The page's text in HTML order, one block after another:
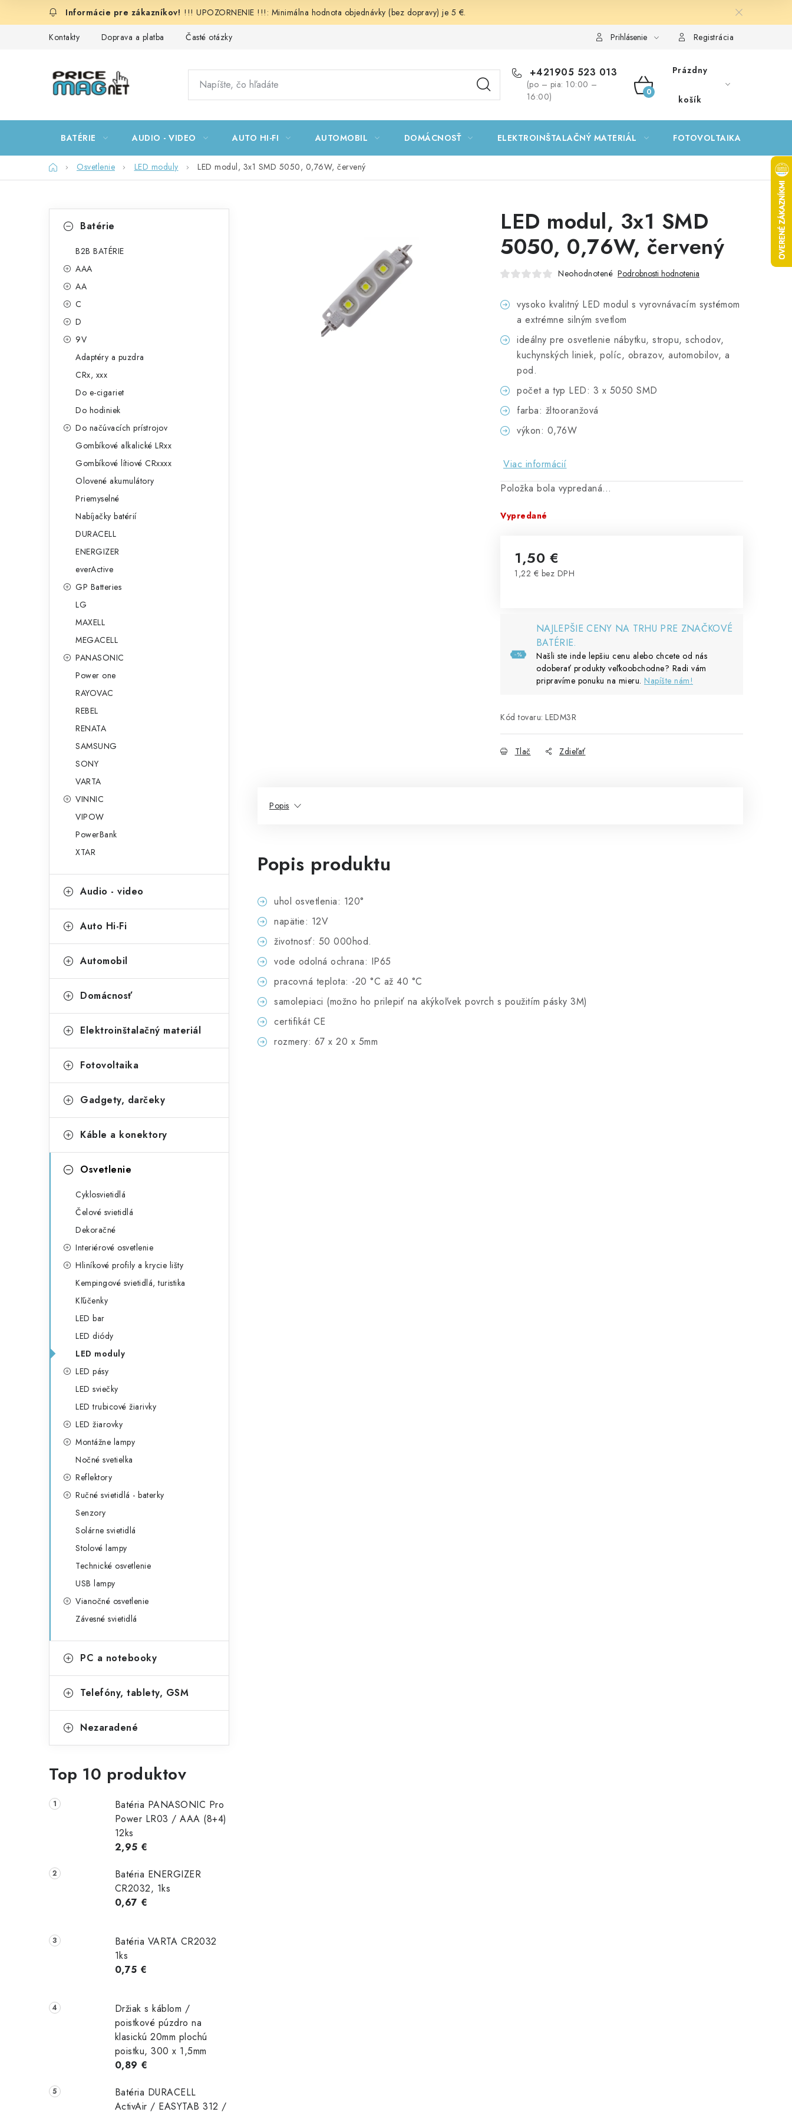
!!! UPOZORNENIE !!!: Minimálna hodnota objednávky (bez dopravy) je 5 €.
Kontakty Doprava a platba Časté otázky Prihlásenie Registrácia
+421905 523 013
(po – pia: 10:00 –
16:00)
NÁKUPNÝ
Prázdny
košík
BATÉRIE AUDIO - VIDEO AUTO HI-FI AUTOMOBIL DOMÁCNOSŤ ELEKTROINŠTALAČNÝ MATERIÁL FOTOVOLTAIKA
DomovOsvetlenie LED moduly LED modul, 3x1 SMD 5050, 0,76W, červený
kategórieBatérie
B2B BATÉRIE
AAA
AA
C
D
9V
Adaptéry a puzdra
CRx, xxx
Do e-cigariet
Do hodiniek
Do načúvacích prístrojov
Gombíkové alkalické LRxx
Gombíkové lítiové CRxxxx
Olovené akumulátory
Priemyselné
Nabíjačky batérií
DURACELL
ENERGIZER
everActive
GP Batteries
LG
MAXELL
MEGACELL
PANASONIC
Power one
RAYOVAC
REBEL
RENATA
SAMSUNG
SONY
VARTA
VINNIC
VIPOW
PowerBank
XTAR
Audio - video
Auto Hi-Fi
Automobil
Domácnosť
Elektroinštalačný materiál
Fotovoltaika
Gadgety, darčeky
Káble a konektory
Osvetlenie
Cyklosvietidlá
Čelové svietidlá
Dekoračné
Interiérové osvetlenie
Hliníkové profily a krycie lišty
Kempingové svietidlá, turistika
Kľúčenky
LED bar
LED diódy
LED moduly
LED pásy
LED sviečky
LED trubicové žiarivky
LED žiarovky
Montážne lampy
Nočné svetielka
Reflektory
Ručné svietidlá - baterky
Senzory
Solárne svietidlá
Stolové lampy
Technické osvetlenie
USB lampy
Vianočné osvetlenie
Závesné svietidlá
PC a notebooky
Telefóny, tablety, GSM
Nezaradené
Top 10 produktov
Batéria PANASONIC Pro
Power LR03 / AAA (8+4)
12ks
2,95 €
Batéria ENERGIZER
CR2032, 1ks
0,67 €
Batéria VARTA CR2032
1ks
0,75 €
Držiak s káblom /
poistkové púzdro na
klasickú 20mm plochú
poistku, 300 x 1,5mm
0,89 €
Batéria DURACELL
ActivAir / EASYTAB 312 /
LED modul, 3x1 SMD
5050, 0,76W, červený
Neohodnotené Podrobnosti hodnotenia
vysoko kvalitný LED modul s vyrovnávacím systémom
a extrémne silným svetlom
ideálny pre osvetlenie nábytku, stropu, schodov,
kuchynských liniek, políc, obrazov, automobilov, a
pod.
počet a typ LED: 3 x 5050 SMD
farba: žltooranžová
výkon: 0,76W
Viac informácií
Položka bola vypredaná…
Vypredané
1,50 €
1,22 € bez DPH
NAJLEPŠIE CENY NA TRHU PRE ZNAČKOVÉ
BATÉRIE.
Našli ste inde lepšiu cenu alebo chcete od nás
odoberať produkty veľkoobchodne? Radi vám
pripravíme ponuku na mieru. Napíšte nám!
Kód tovaru: LEDM3R
Tlač Zdieľať
Popis
Popis produktu
uhol osvetlenia: 120°
napätie: 12V
životnosť: 50 000hod.
vode odolná ochrana: IP65
pracovná teplota: -20 °C až 40 °C
samolepiaci (možno ho prilepiť na akýkoľvek povrch s použitím pásky 3M)
certifikát CE
rozmery: 67 x 20 x 5mm